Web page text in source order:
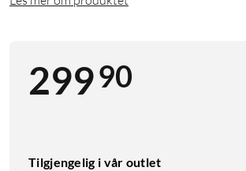
29990
Tilgjengelig i vår outlet